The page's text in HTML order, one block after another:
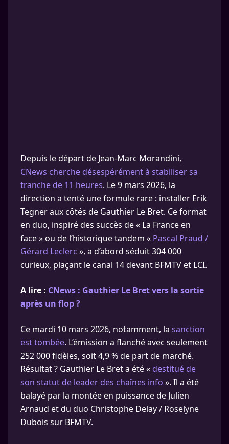
Depuis le départ de Jean-Marc Morandini,
CNews cherche désespérément à stabiliser sa
tranche de 11 heures. Le 9 mars 2026, la
direction a tenté une formule rare : installer Erik
Tegner aux côtés de Gauthier Le Bret. Ce format
en duo, inspiré des succès de « La France en
face » ou de l’historique tandem « Pascal Praud /
Gérard Leclerc », a d’abord séduit 304 000
curieux, plaçant le canal 14 devant BFMTV et LCI.
A lire : CNews : Gauthier Le Bret vers la sortie
après un flop ?
Ce mardi 10 mars 2026, notamment, la sanction
est tombée. L’émission a flanché avec seulement
252 000 fidèles, soit 4,9 % de part de marché.
Résultat ? Gauthier Le Bret a été « destitué de
son statut de leader des chaînes info ». Il a été
balayé par la montée en puissance de Julien
Arnaud et du duo Christophe Delay / Roselyne
Dubois sur BFMTV.